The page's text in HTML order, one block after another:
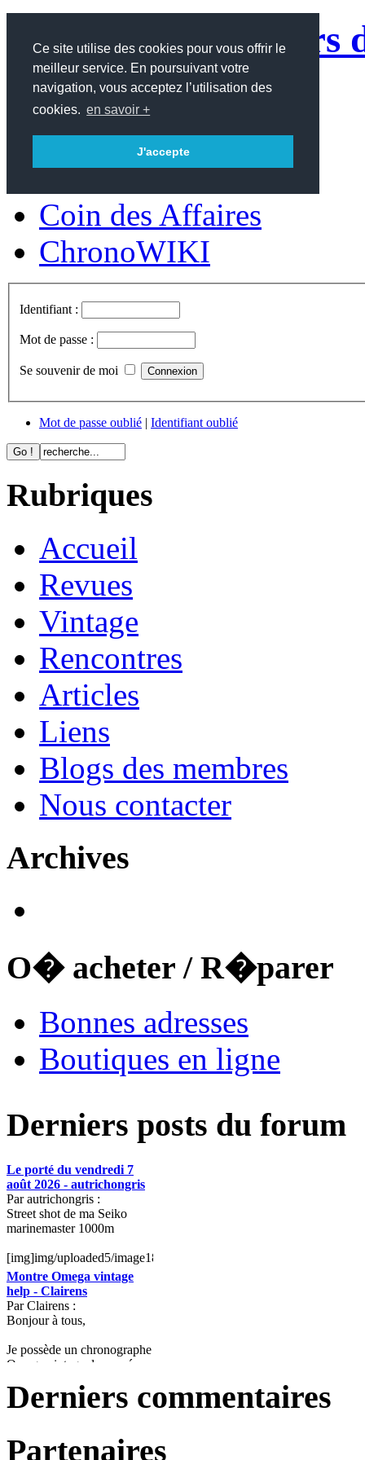
Ce site utilise des cookies pour vous offrir le
meilleur service. En poursuivant votre
navigation, vous acceptez l’utilisation des
cookies. en savoir +
J'accepte
Le site des
contemporaines
Accueil
Forum
Coin des Affaires
ChronoWIKI
Identifiant :
Mot de passe :
Se souvenir de moi
Mot de passe oublié Identifiant oublié
Rubriques
Accueil
Revues
Vintage
Rencontres
Articles
Liens
Blogs des membres
Nous contacter
Archives
O� acheter / R�parer
Bonnes adresses
Boutiques en ligne
Derniers posts du forum
Le porté du vendredi 7
août 2026 - autrichongris
Par autrichongris :
Street shot de ma Seiko
marinemaster 1000m
[img]img/uploaded5/image18633.jpg[/img]
Montre Omega vintage
help - Clairens
Par Clairens :
Bonjour à tous,
Je possède un chronographe
Omega vintage des années
montre Revue - fred21
Réplique de fred21 :
Reçu le timegrapher.
Derniers commentaires
Partenaires